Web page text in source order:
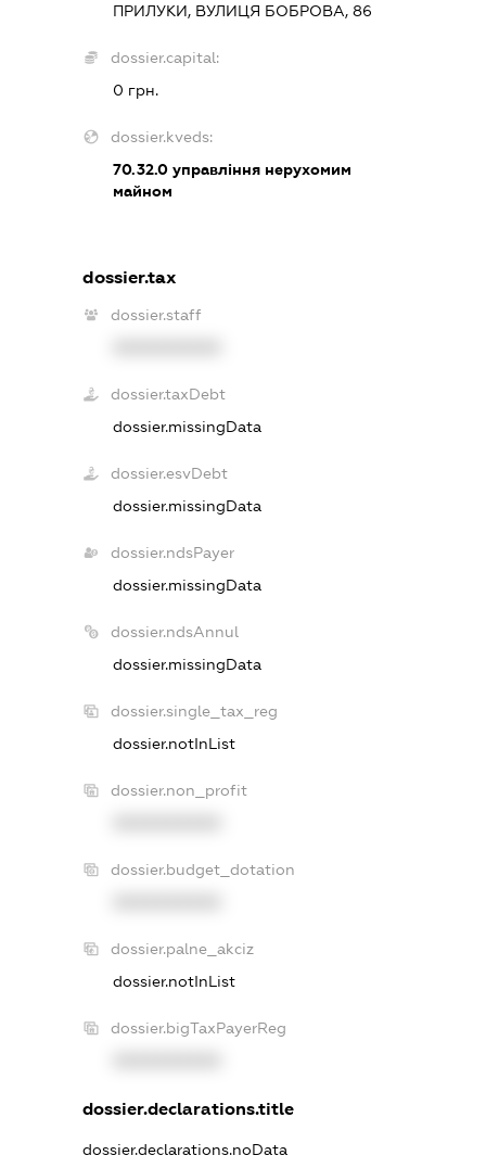
ПРИЛУКИ, ВУЛИЦЯ БОБРОВА, 86
dossier.capital:
0 грн.
dossier.kveds:
70.32.0управління нерухомим
майном
dossier.tax
dossier.staff
dossier.taxDebt
dossier.missingData
dossier.esvDebt
dossier.missingData
dossier.ndsPayer
dossier.missingData
dossier.ndsAnnul
dossier.missingData
dossier.single_tax_reg
dossier.notInList
dossier.non_profit
dossier.budget_dotation
dossier.palne_akciz
dossier.notInList
dossier.bigTaxPayerReg
dossier.declarations.title
dossier.declarations.noData